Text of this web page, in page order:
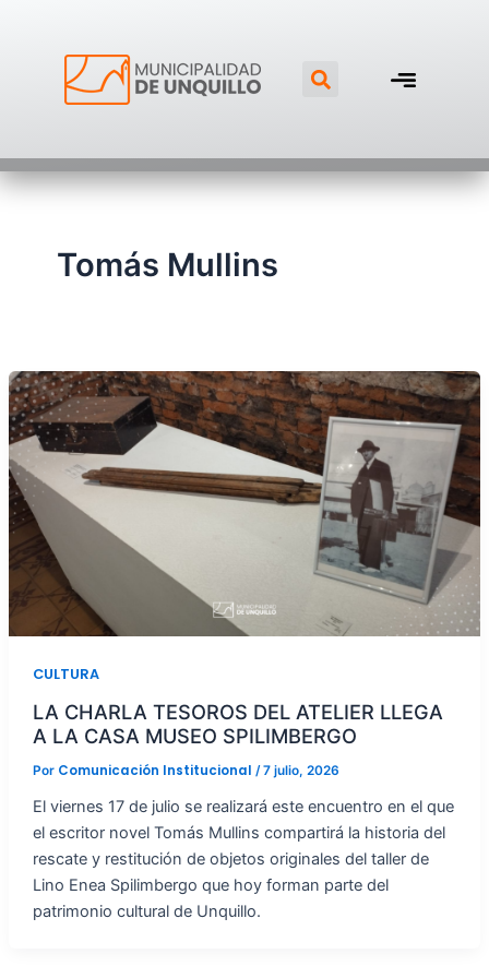
contenido
Search
Tomás Mullins
CULTURA
LA CHARLA TESOROS DEL ATELIER LLEGA
A LA CASA MUSEO SPILIMBERGO
Por Comunicación Institucional /7 julio, 2026
El viernes 17 de julio se realizará este encuentro en el que
el escritor novel Tomás Mullins compartirá la historia del
rescate y restitución de objetos originales del taller de
Lino Enea Spilimbergo que hoy forman parte del
patrimonio cultural de Unquillo.